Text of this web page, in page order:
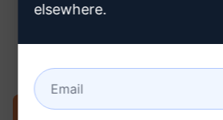
Fase 3: Utilizzare il
Claude
elsewhere.